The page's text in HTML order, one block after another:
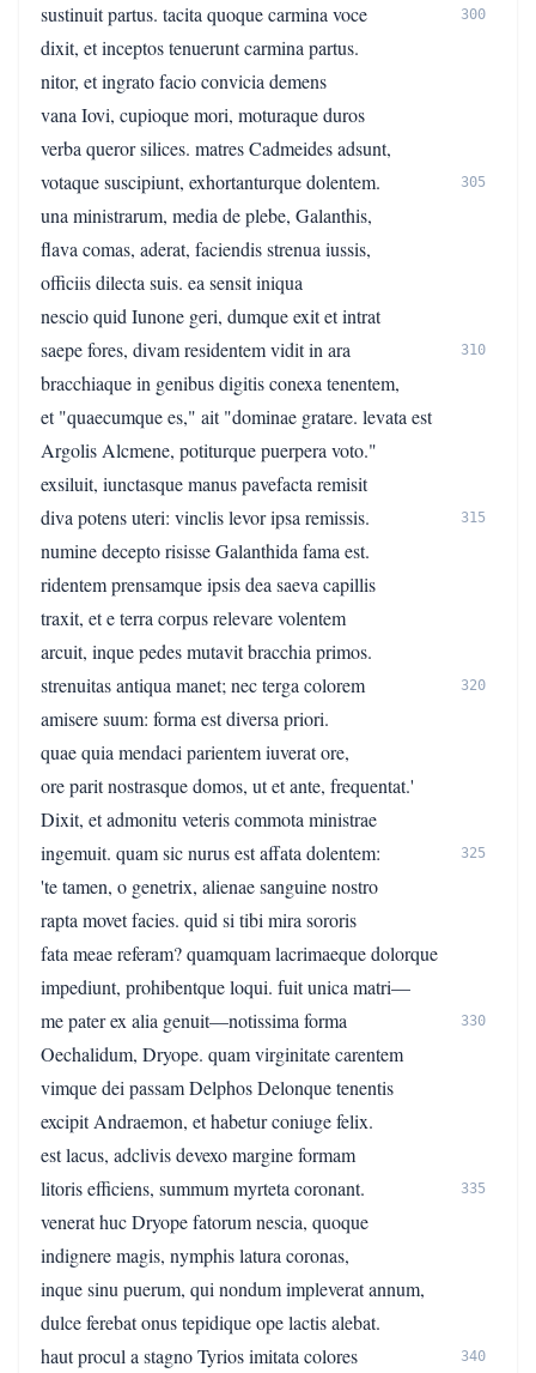
sustinuit partus. tacita quoque carmina voce
300
dixit, et inceptos tenuerunt carmina partus.
nitor, et ingrato facio convicia demens
vana Iovi, cupioque mori, moturaque duros
verba queror silices. matres Cadmeides adsunt,
votaque suscipiunt, exhortanturque dolentem.
305
una ministrarum, media de plebe, Galanthis,
flava comas, aderat, faciendis strenua iussis,
officiis dilecta suis. ea sensit iniqua
nescio quid Iunone geri, dumque exit et intrat
saepe fores, divam residentem vidit in ara
310
bracchiaque in genibus digitis conexa tenentem,
et "quaecumque es," ait "dominae gratare. levata est
Argolis Alcmene, potiturque puerpera voto."
exsiluit, iunctasque manus pavefacta remisit
diva potens uteri: vinclis levor ipsa remissis.
315
numine decepto risisse Galanthida fama est.
ridentem prensamque ipsis dea saeva capillis
traxit, et e terra corpus relevare volentem
arcuit, inque pedes mutavit bracchia primos.
strenuitas antiqua manet; nec terga colorem
320
amisere suum: forma est diversa priori.
quae quia mendaci parientem iuverat ore,
ore parit nostrasque domos, ut et ante, frequentat.'
Dixit, et admonitu veteris commota ministrae
ingemuit. quam sic nurus est affata dolentem:
325
'te tamen, o genetrix, alienae sanguine nostro
rapta movet facies. quid si tibi mira sororis
fata meae referam? quamquam lacrimaeque dolorque
impediunt, prohibentque loqui. fuit unica matri—
me pater ex alia genuit—notissima forma
330
Oechalidum, Dryope. quam virginitate carentem
vimque dei passam Delphos Delonque tenentis
excipit Andraemon, et habetur coniuge felix.
est lacus, adclivis devexo margine formam
litoris efficiens, summum myrteta coronant.
335
venerat huc Dryope fatorum nescia, quoque
indignere magis, nymphis latura coronas,
inque sinu puerum, qui nondum impleverat annum,
dulce ferebat onus tepidique ope lactis alebat.
haut procul a stagno Tyrios imitata colores
340